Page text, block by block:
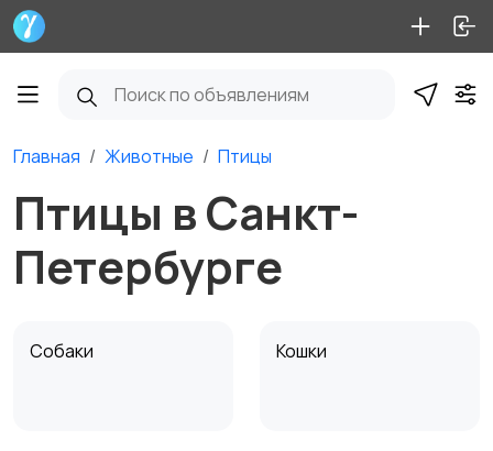
Главная Животные Птицы
Птицы в Санкт-
Петербурге
Собаки Кошки